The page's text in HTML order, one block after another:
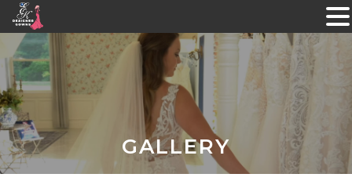
Skip
to
content
GALLERY